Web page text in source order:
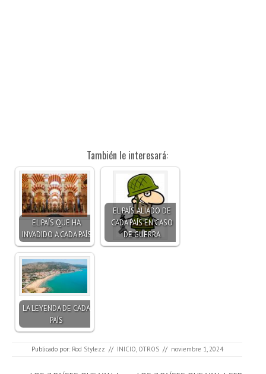
También le interesará:
EL PAÍS QUE HA
INVADIDO A CADA PAÍS
EL PAÍS ALIADO DE
CADA PAÍS EN CASO
DE GUERRA
LA LEYENDA DE CADA
PAÍS
Publicado por: Rod Stylezz // INICIO OTROS // noviembre 1, 2024